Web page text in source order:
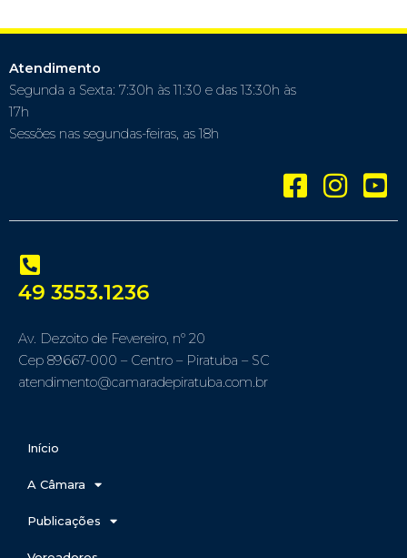
Atendimento
Segunda a Sexta: 7:30h às 11:30 e das 13:30h às
17h
Sessões nas segundas-feiras, as 18h
49 3553.1236
Av. Dezoito de Fevereiro, nº 20
Cep 89667-000 – Centro – Piratuba – SC
atendimento@camaradepiratuba.com.br
Início
A Câmara
Publicações